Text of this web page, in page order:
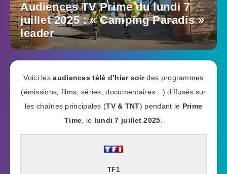
Audiences TV Prime du lundi 7
juillet 2025 : « Camping Paradis »
leader
Voici lesaudiences télé d’hier soirdes programmes
(émissions, films, séries, documentaires…) diffusés sur
les chaînes principales (TV & TNT) pendant le Prime
Time , le lundi 7 juillet 2025
TF1